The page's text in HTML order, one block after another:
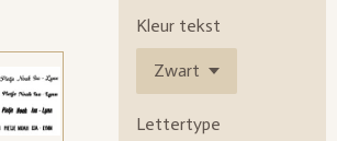
Kleur tekst
Lettertype